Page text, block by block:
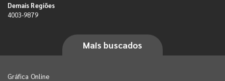
Demais Regiões
4003-9879
Mais buscados
Gráfica Online